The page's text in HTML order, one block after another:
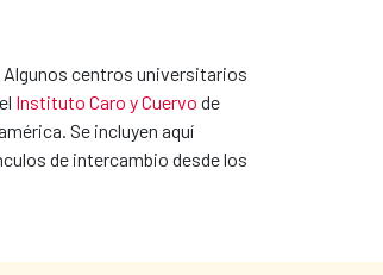
centros universitarios
Instituto Caro y Cuervo de
Se incluyen aquí
de intercambio desde los